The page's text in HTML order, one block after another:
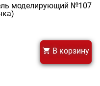
моделирующий №107
В корзину